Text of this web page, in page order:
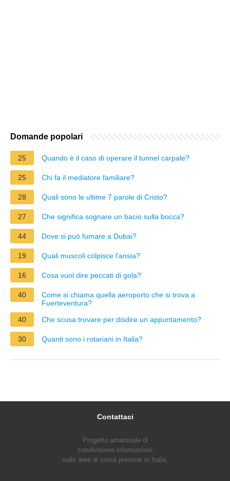
Domande popolari
25 Quando è il caso di operare il tunnel carpale?
25 Chi fa il mediatore familiare?
28 Quali sono le ultime 7 parole di Cristo?
27 Che significa sognare un bacio sulla bocca?
44 Dove si può fumare a Dubai?
19 Quali muscoli colpisce l'ansia?
16 Cosa vuol dire peccati di gola?
40
Come si chiama quella aeroporto che si trova a
Fuerteventura?
40
Che scusa trovare per disdire un appuntamento?
30 Quanti sono i rotariani in Italia?
Contattaci
Progetto amatoriale di
condivisione informazioni
sulle aree di sosta presenti in Italia.